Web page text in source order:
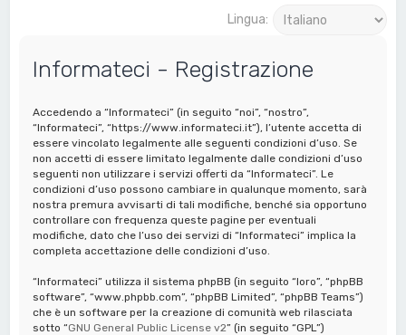
Lingua:
Informateci - Registrazione
Accedendo a “Informateci” (in seguito “noi”, “nostro”,
“Informateci”, “https://www.informateci.it”), l’utente accetta di
essere vincolato legalmente alle seguenti condizioni d’uso. Se
non accetti di essere limitato legalmente dalle condizioni d’uso
seguenti non utilizzare i servizi offerti da “Informateci”. Le
condizioni d’uso possono cambiare in qualunque momento, sarà
nostra premura avvisarti di tali modifiche, benché sia opportuno
controllare con frequenza queste pagine per eventuali
modifiche, dato che l’uso dei servizi di “Informateci” implica la
completa accettazione delle condizioni d’uso.
“Informateci” utilizza il sistema phpBB (in seguito “loro”, “phpBB
software”, “www.phpbb.com”, “phpBB Limited”, “phpBB Teams”)
che è un software per la creazione di comunità web rilasciata
sotto “GNU General Public License v2” (in seguito “GPL”)